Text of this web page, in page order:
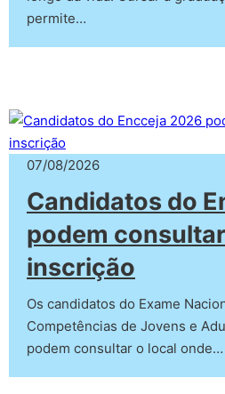
permite…
07/08/2026
Candidatos do
podem
inscrição
Os candidatos do Exame
Competências de Jovens e
podem consultar o local onde…